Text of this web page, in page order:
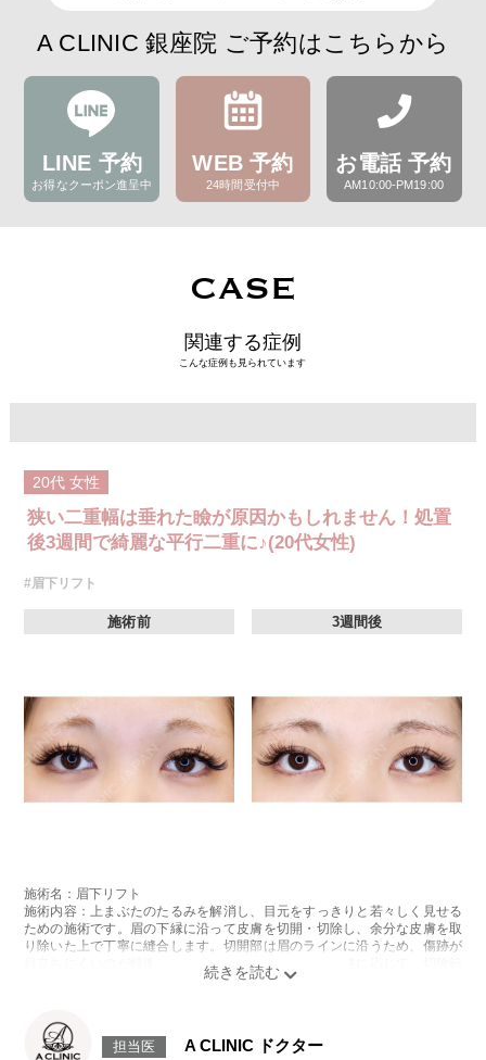
A CLINIC 銀座院 ご予約はこちらから
LINE 予約
お得なクーポン進呈中
WEB 予約
24時間受付中
お電話 予約
AM10:00-PM19:00
CASE
関連する症例
こんな症例も見られています
20代 女性
狭い二重幅は垂れた瞼が原因かもしれません！処置
後3週間で綺麗な平行二重に♪(20代女性)
#眉下リフト
施術前 3週間後
施術名：眉下リフト
施術内容：上まぶたのたるみを解消し、目元をすっきりと若々しく見せる
ための施術です。眉の下縁に沿って皮膚を切開・切除し、余分な皮膚を取
り除いた上で丁寧に縫合します。切開部は眉のラインに沿うため、傷跡が
目立ちにくいのが特徴です。まぶたのたるみ具合や骨格に応じて、切除範
囲やデザインを個別に調整し、自然な仕上がりを目指します。
リスク、副作用：腫れ、内出血、疼痛などが術後一時的に生じることがご
ざいます。また、稀に細菌感染症、左右差、肥厚性瘢痕、兎眼、縫合糸の
担当医 A CLINIC ドクター